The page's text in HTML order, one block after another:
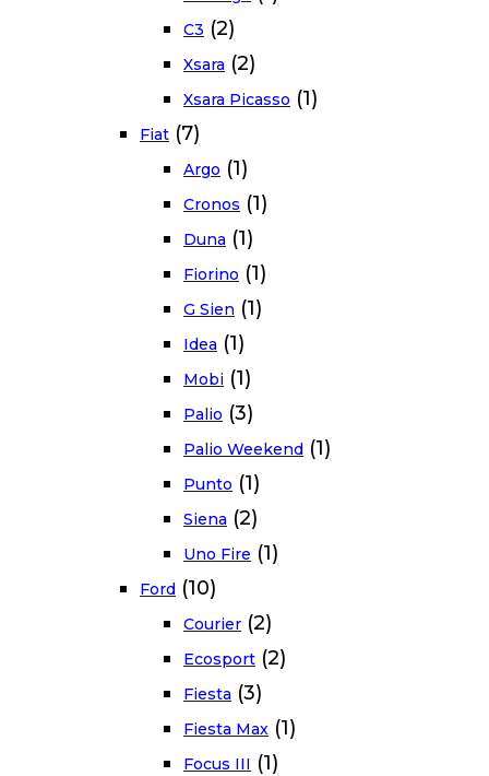
C3 (2)
Xsara (2)
Xsara Picasso (1)
Fiat (7)
Argo (1)
Cronos (1)
Duna (1)
Fiorino (1)
G Sien (1)
Idea (1)
Mobi (1)
Palio (3)
Palio Weekend (1)
Punto (1)
Siena (2)
Uno Fire (1)
Ford (10)
Courier (2)
Ecosport (2)
Fiesta (3)
Fiesta Max (1)
Focus III (1)